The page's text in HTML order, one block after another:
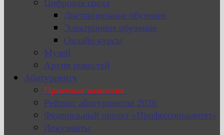
Дистанционное обучение
Электронное обучение
Онлайн-курсы
Музей
Архив новостей
Абитуриенту
Приемная комиссия
Рейтинг абитуриентов 2026
Федеральный проект «Профессионалитет»
Документы